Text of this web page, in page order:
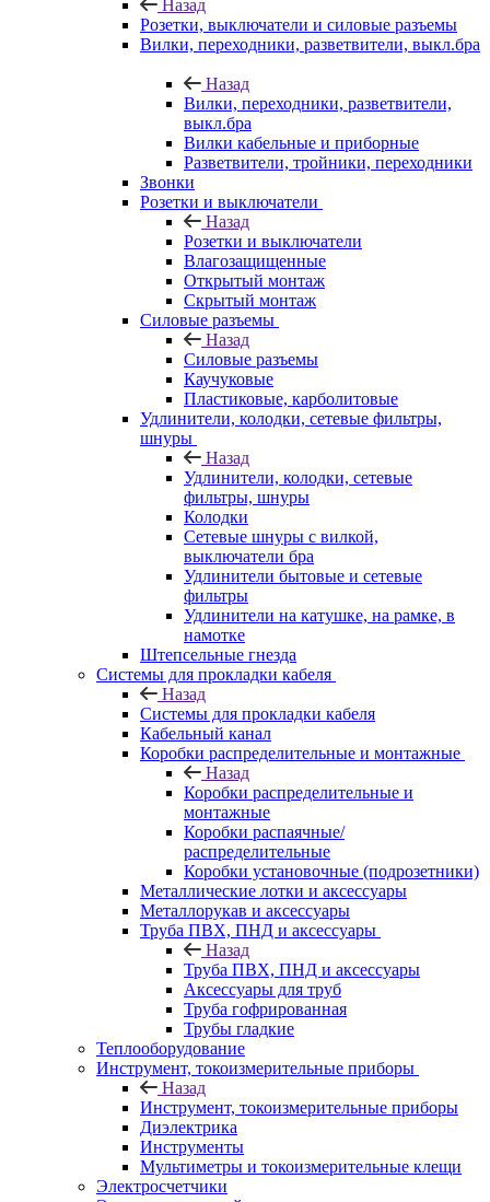
Назад
Розетки, выключатели и силовые разъемы
Вилки, переходники, разветвители, выкл.бра
Назад
Вилки, переходники, разветвители,
выкл.бра
Вилки кабельные и приборные
Разветвители, тройники, переходники
Звонки
Розетки и выключатели
Назад
Розетки и выключатели
Влагозащищенные
Открытый монтаж
Скрытый монтаж
Силовые разъемы
Назад
Силовые разъемы
Каучуковые
Пластиковые, карболитовые
Удлинители, колодки, сетевые фильтры,
шнуры
Назад
Удлинители, колодки, сетевые
фильтры, шнуры
Колодки
Сетевые шнуры с вилкой,
выключатели бра
Удлинители бытовые и сетевые
фильтры
Удлинители на катушке, на рамке, в
намотке
Штепсельные гнезда
Системы для прокладки кабеля
Назад
Системы для прокладки кабеля
Кабельный канал
Коробки распределительные и монтажные
Назад
Коробки распределительные и
монтажные
Коробки распаячные/
распределительные
Коробки установочные (подрозетники)
Металлические лотки и аксессуары
Металлорукав и аксессуары
Труба ПВХ, ПНД и аксессуары
Назад
Труба ПВХ, ПНД и аксессуары
Аксессуары для труб
Труба гофрированная
Трубы гладкие
Теплооборудование
Инструмент, токоизмерительные приборы
Назад
Инструмент, токоизмерительные приборы
Диэлектрика
Инструменты
Мультиметры и токоизмерительные клещи
Электросчетчики